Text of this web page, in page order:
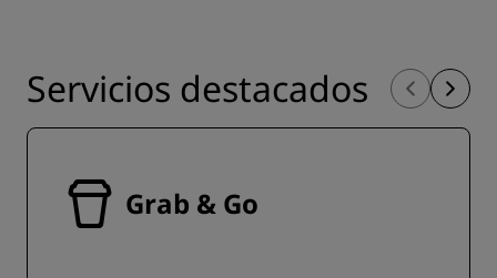
Servicios destacados
Grab & Go